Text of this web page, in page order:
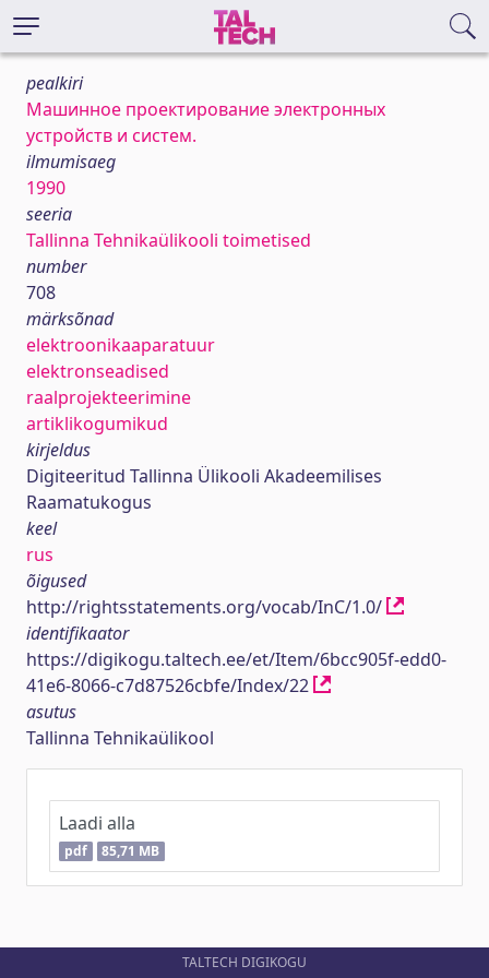
pealkiri
Машинное проектирование электронных
устройств и систем.
ilmumisaeg
1990
seeria
Tallinna Tehnikaülikooli toimetised
number
708
märksõnad
elektroonikaaparatuur
elektronseadised
raalprojekteerimine
artiklikogumikud
kirjeldus
Digiteeritud Tallinna Ülikooli Akadeemilises
Raamatukogus
keel
rus
õigused
http://rightsstatements.org/vocab/InC/1.0/
identifikaator
https://digikogu.taltech.ee/et/Item/6bcc905f-edd0-
41e6-8066-c7d87526cbfe/Index/22
asutus
Tallinna Tehnikaülikool
Laadi alla
pdf 85,71 MB
TALTECH DIGIKOGU